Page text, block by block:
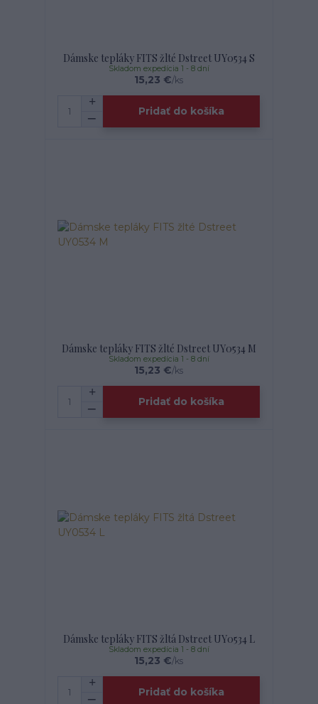
Dámske tepláky FITS žlté Dstreet UY0534 S
15,23 €/ks
Skladom expedícia 1 - 8 dní
Pridať do košíka
Dámske tepláky FITS žlté Dstreet UY0534 M
15,23 €/ks
Skladom expedícia 1 - 8 dní
Pridať do košíka
Dámske tepláky FITS žltá Dstreet UY0534 L
15,23 €/ks
Skladom expedícia 1 - 8 dní
Pridať do košíka